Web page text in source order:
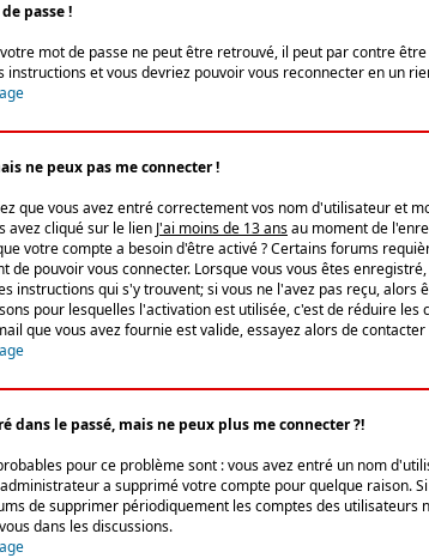
passe !
mot de passe ne peut être retrouvé, il peut par contre
instructions et vous devriez pouvoir vous reconnecter en un
ne peux pas me connecter !
que vous avez entré correctement vos nom d'utilisateur et
avez cliqué sur le lien J'ai moins de 13 ansau moment de
votre compte a besoin d'être activé ? Certains forums
de pouvoir vous connecter. Lorsque vous vous êtes
instructions qui s'y trouvent; si vous ne l'avez pas reçu,
pour lesquelles l'activation est utilisée, c'est de réduire
que vous avez fournie est valide, essayez alors de
dans le passé, mais ne peux plus me connecter ?!
pour ce problème sont : vous avez entré un nom
a supprimé votre compte pour quelque raison.
de supprimer périodiquement les comptes des
dans les discussions.